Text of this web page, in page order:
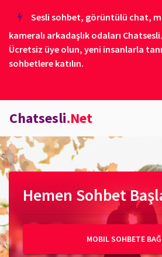
Sesli sohbet, görüntülü chat,
kameralı arkadaşlık odaları
Ücretsiz üye olun, yeni insanlarla
sohbetlere katılın.
Chatsesli.Net
Hemen Sohbet
MOBIL SOHBETE